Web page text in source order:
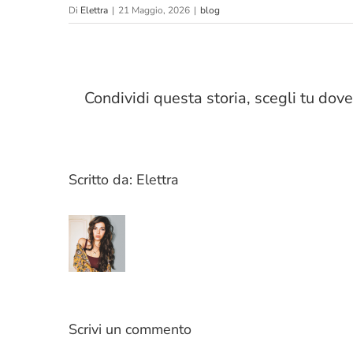
Di Elettra | 21 Maggio, 2026 | blog
Condividi questa storia, scegli tu
Scritto da: Elettra
Scrivi un commento